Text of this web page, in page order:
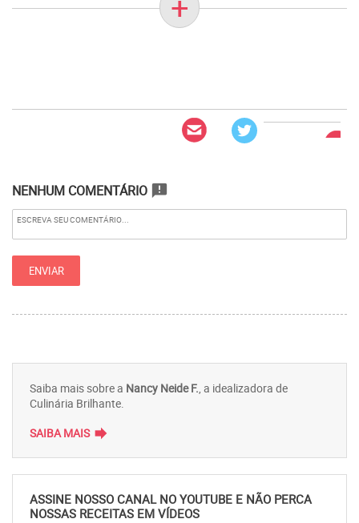
NENHUM COMENTÁRIO announcement
Saiba mais sobre a Nancy Neide F., a idealizadora de
Culinária Brilhante.
SAIBA MAIS forward
ASSINE NOSSO CANAL NO YOUTUBE E NÃO PERCA
NOSSAS RECEITAS EM VÍDEOS